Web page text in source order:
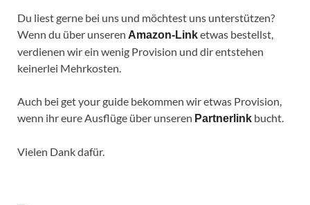
Du liest gerne bei uns und möchtest uns unterstützen?
Wenn du über unseren Amazon-Linketwas bestellst,
verdienen wir ein wenig Provision und dir entstehen
keinerlei Mehrkosten.
Auch bei get your guide bekommen wir etwas Provision,
wenn ihr eure Ausflüge über unseren Partnerlink bucht.
Vielen Dank dafür.